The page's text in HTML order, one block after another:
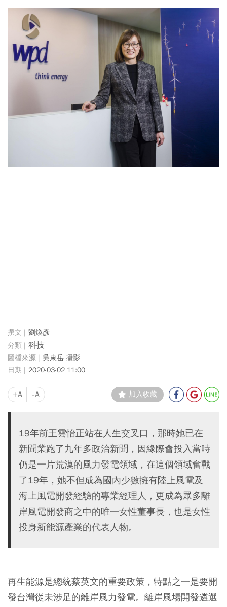
劉煥彥
科技
吳東岳 攝影
2020-03-02 11:00
+A -A 加入收藏
19年前王雲怡正站在人生交叉口，那時她已在
新聞業跑了九年多政治新聞，因緣際會投入當時
仍是一片荒漠的風力發電領域，在這個領域奮戰
了19年，她不但成為國內少數擁有陸上風電及
海上風電開發經驗的專業經理人，更成為眾多離
岸風電開發商之中的唯一女性董事長，也是女性
投身新能源產業的代表人物。
再生能源是總統蔡英文的重要政策，特點之一是要開
發台灣從未涉足的離岸風力發電。離岸風場開發遴選